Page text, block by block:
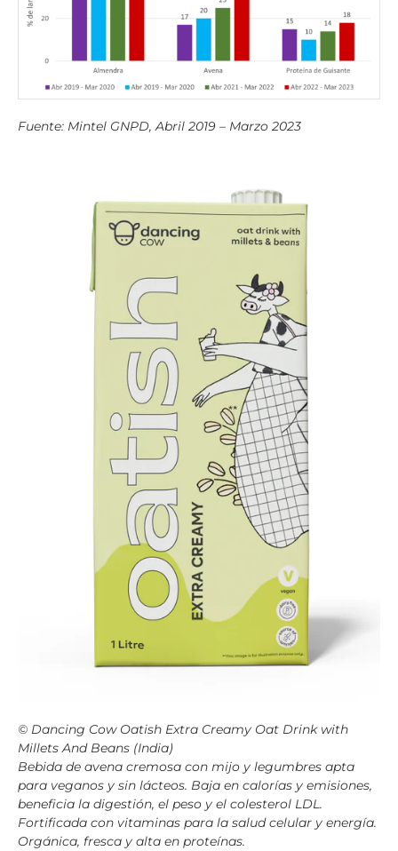
Fuente: Mintel GNPD, Abril 2019 – Marzo 2023
© Dancing Cow Oatish Extra Creamy Oat Drink with
Millets And Beans (India)
Bebida de avena cremosa con mijo y legumbres apta
para veganos y sin lácteos. Baja en calorías y emisiones,
beneficia la digestión, el peso y el colesterol LDL.
Fortificada con vitaminas para la salud celular y energía.
Orgánica, fresca y alta en proteínas.